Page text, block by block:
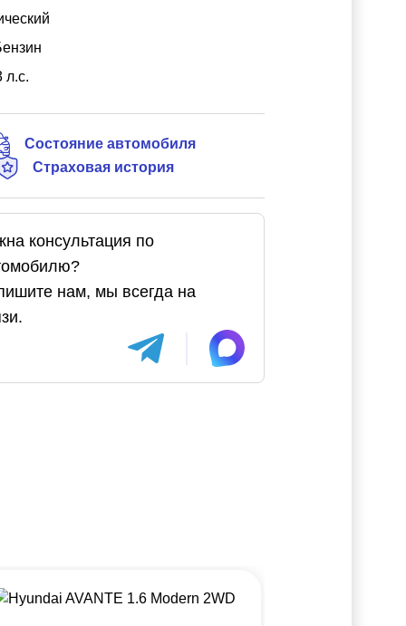
л.с.
Состояние автомобиля
Страховая история
консультация по
нам, мы всегда на